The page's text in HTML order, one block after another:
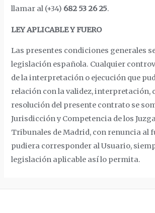
llamar al (+34) 682 53 26 25.
LEY APLICABLE Y FUERO
Las presentes condiciones generales
legislación española. Cualquier
de la interpretación o ejecución que
relación con la validez, interpretación,
resolución del presente contrato se
Jurisdicción y Competencia de los
Tribunales de Madrid, ​​con renuncia al
pudiera corresponder al Usuario,
legislación aplicable así lo permita.